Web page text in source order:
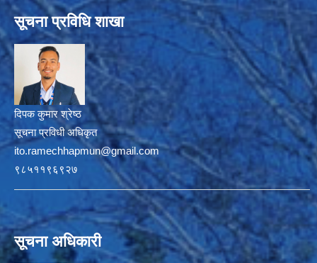
सूचना प्रविधि शाखा
दिपक कुमार श्रेष्ठ
सूचना प्रविधी अधिकृत
ito.ramechhapmun@gmail.com
९८५११९६९२७
सूचना अधिकारी